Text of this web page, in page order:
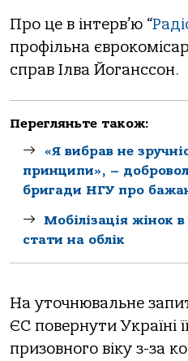
Про це в інтерв’ю “
профільна
справ Ілва Йоганссон.
Перегляньте також:
«Я вибрав не
принципи», –
бригади НГУ про
Мобілізація жінок
стати на облік
На уточнювальне
ЄС повернути Україні
призовного віку з-за